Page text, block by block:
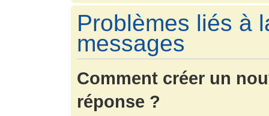
Problèmes liés à
messages
Comment créer un
réponse ?